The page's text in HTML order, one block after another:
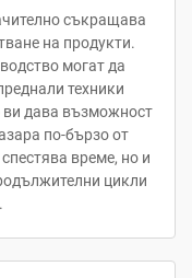
съкращава
на продукти.
могат да
техники
ви дава възможност
по-бързо от
време, но и
цикли